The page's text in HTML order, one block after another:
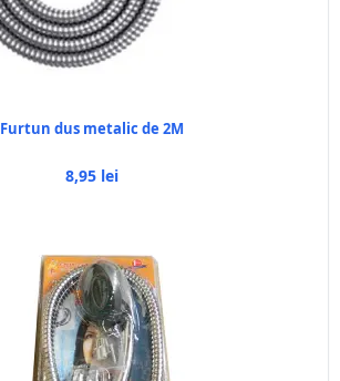
Furtun dus metalic de 2M
8,95 lei